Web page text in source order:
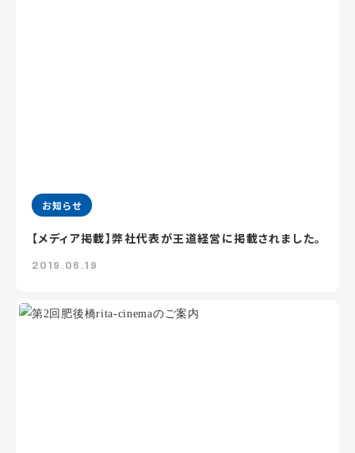
お知らせ
【メディア掲載】弊社代表が王道経営に掲載されました。
2019.06.19